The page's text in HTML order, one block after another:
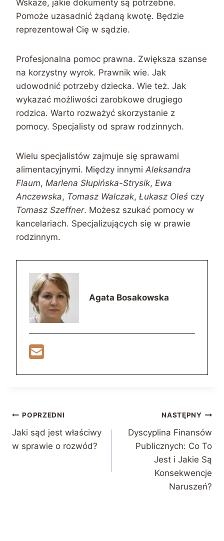
Wskaże, jakie dokumenty są potrzebne.
Pomoże uzasadnić żądaną kwotę. Będzie
reprezentował Cię w sądzie.
Profesjonalna pomoc prawna. Zwiększa szanse
na korzystny wyrok. Prawnik wie. Jak
udowodnić potrzeby dziecka. Wie też. Jak
wykazać możliwości zarobkowe drugiego
rodzica. Warto rozważyć skorzystanie z
pomocy. Specjalisty od spraw rodzinnych.
Wielu specjalistów zajmuje się sprawami
alimentacyjnymi. Między innymi Aleksandra
Flaum, Marlena Słupińska-Strysik, Ewa
Anczewska, Tomasz Walczak, Łukasz Oleś czy
Tomasz Szeffner. Możesz szukać pomocy w
kancelariach. Specjalizujących się w prawie
rodzinnym.
Agata Bosakowska
Nawigacja
wpisu
POPRZEDNI
Jaki sąd jest właściwy
w sprawie o rozwód?
NASTĘPNY
Dyscyplina Finansów
Publicznych: Co To
Jest i Jakie Są
Konsekwencje
Naruszeń?